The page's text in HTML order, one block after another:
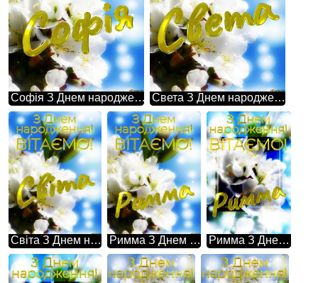
Софія З Днем народження! Білі квіти на дереві - це весняна чарівність і ніжність в одному. Света З Днем народження! Білі квіти на дереві - це весняна чарівність і ніжність в одному.
Світа З Днем народження! Білі квіти на дереві - це весняна чарівність і ніжність в одному. Римма З Днем народження! Білі квіти на дереві - це весняна чарівність і ніжність в одному. Римма З Днем народження! Ця фотографія просто зачаровує своєю красою - гарні білі квіти на дереві весною.